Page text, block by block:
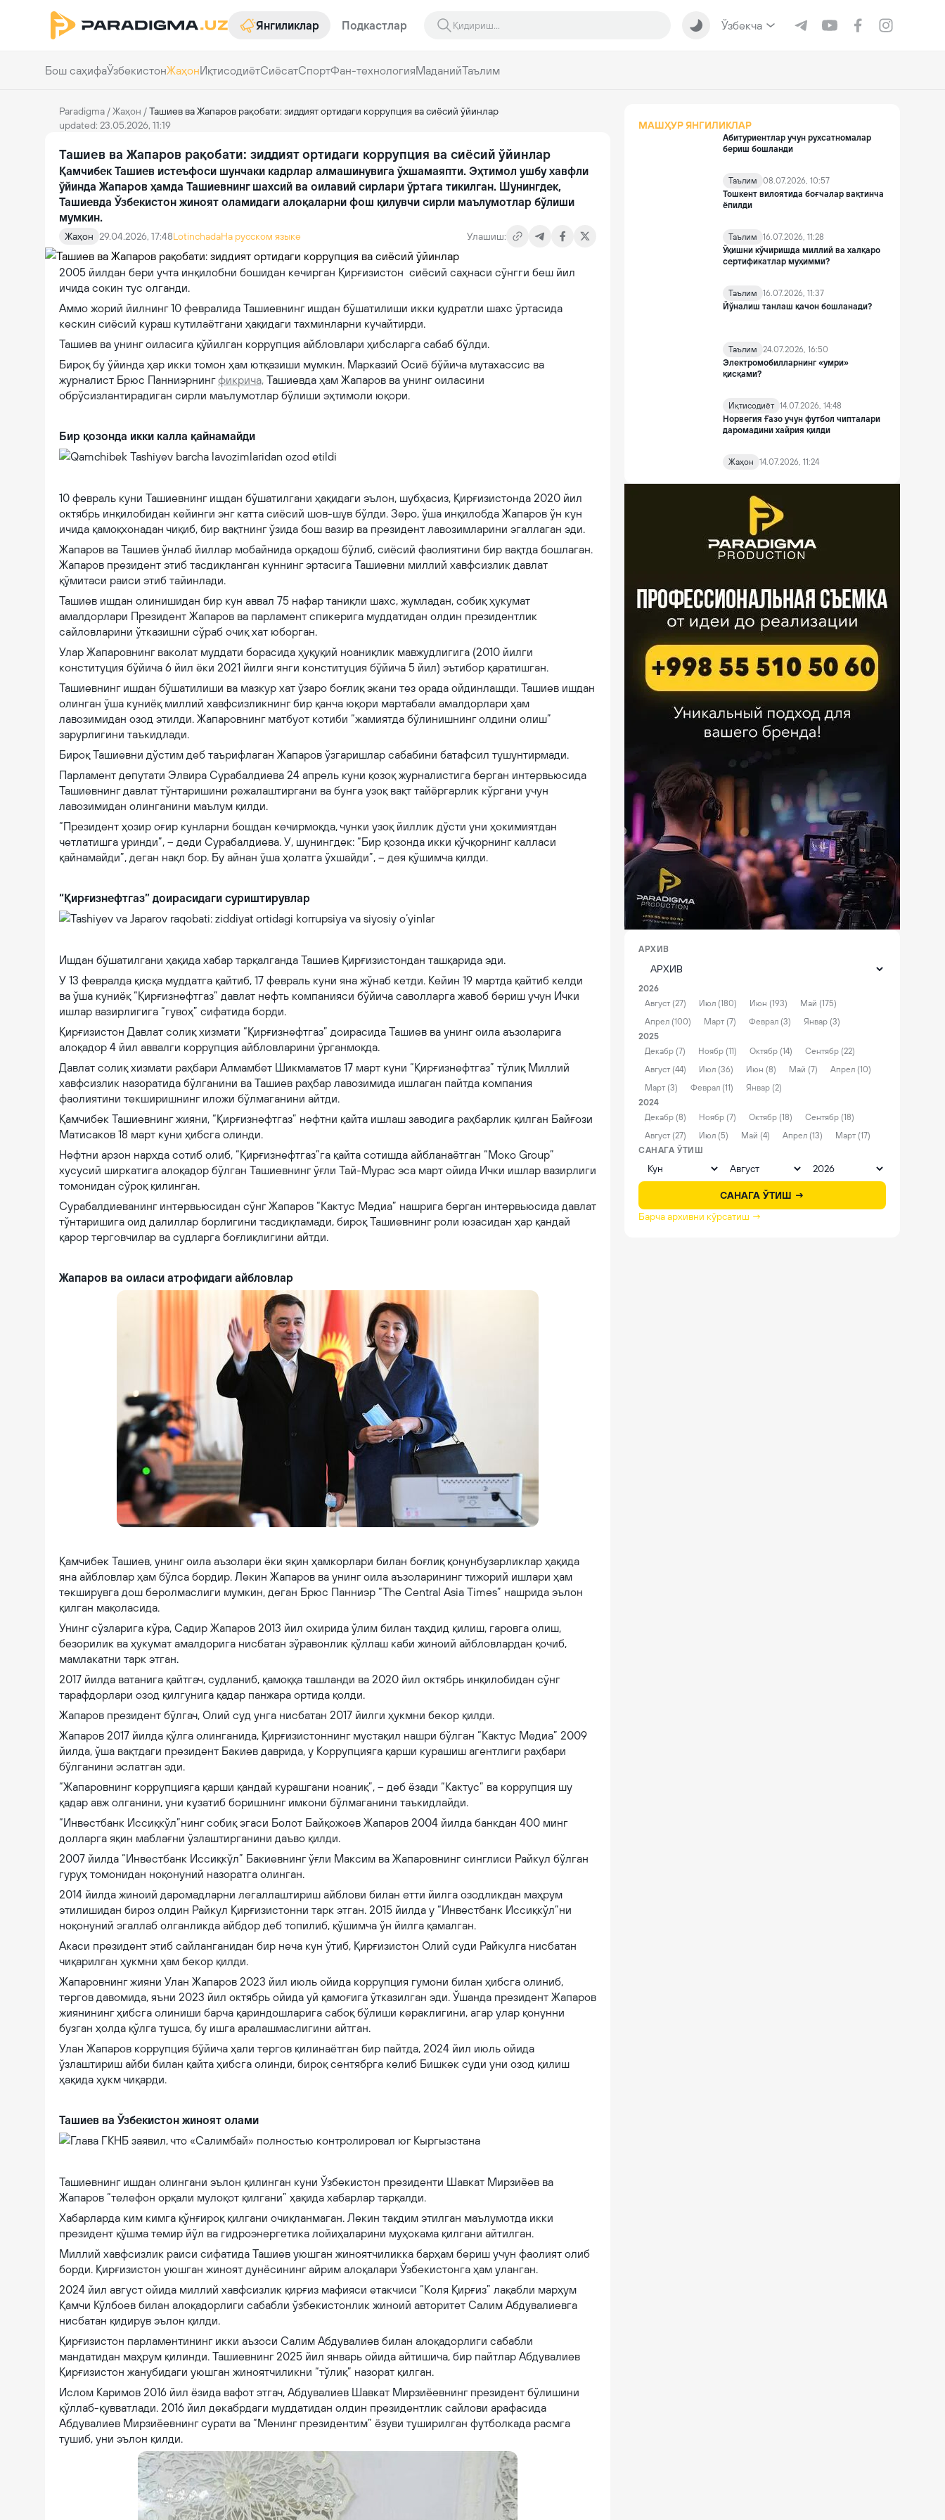
Янгиликлар Подкастлар Ўзбекча
Бош саҳифаЎзбекистонЖаҳонИқтисодиётСиёсатСпортФан-технологияМаданийТаълим
Paradigma /Жаҳон /Ташиев ва Жапаров рақобати: зиддият ортидаги коррупция ва сиёсий ўйинлар
updated: 23.05.2026, 11:19
Ташиев ва Жапаров рақобати: зиддият ортидаги коррупция ва сиёсий ўйинлар
Қамчибек Ташиев истеъфоси шунчаки кадрлар алмашинувига ўхшамаяпти. Эҳтимол ушбу хавфли
ўйинда Жапаров ҳамда Ташиевнинг шахсий ва оилавий сирлари ўртага тикилган. Шунингдек,
Ташиевда Ўзбекистон жиноят оламидаги алоқаларни фош қилувчи сирли маълумотлар бўлиши
мумкин.
Жаҳон 29.04.2026, 17:48LotinchadaНа русском языке Улашиш:
2005 йилдан бери учта инқилобни бошидан кечирган Қирғизистон сиёсий саҳнаси сўнгги беш йил
ичида сокин тус олганди.
Аммо жорий йилнинг 10 февралида Ташиевнинг ишдан бўшатилиши икки қудратли шахс ўртасида
кескин сиёсий кураш кутилаётгани ҳақидаги тахминларни кучайтирди.
Ташиев ва унинг оиласига қўйилган коррупция айбловлари ҳибсларга сабаб бўлди.
Бироқ бу ўйинда ҳар икки томон ҳам ютқазиши мумкин. Марказий Осиё бўйича мутахассис ва
журналист Брюс Панниэрнингфикрича, Ташиевда ҳам Жапаров ва унинг оиласини
обрўсизлантирадиган сирли маълумотлар бўлиши эҳтимоли юқори.
Бир қозонда икки калла қайнамайди
10 февраль куни Ташиевнинг ишдан бўшатилгани ҳақидаги эълон, шубҳасиз, Қирғизистонда 2020 йил
октябрь инқилобидан кейинги энг катта сиёсий шов-шув бўлди. Зеро, ўша инқилобда Жапаров ўн кун
ичида қамоқхонадан чиқиб, бир вақтнинг ўзида бош вазир ва президент лавозимларини эгаллаган эди.
Жапаров ва Ташиев ўнлаб йиллар мобайнида орқадош бўлиб, сиёсий фаолиятини бир вақтда бошлаган.
Жапаров президент этиб тасдиқланган куннинг эртасига Ташиевни миллий хавфсизлик давлат
қўмитаси раиси этиб тайинлади.
Ташиев ишдан олинишидан бир кун аввал 75 нафар таниқли шахс, жумладан, собиқ ҳукумат
амалдорлари Президент Жапаров ва парламент спикерига муддатидан олдин президентлик
сайловларини ўтказишни сўраб очиқ хат юборган.
Улар Жапаровнинг ваколат муддати борасида ҳуқуқий ноаниқлик мавжудлигига (2010 йилги
конституция бўйича 6 йил ёки 2021 йилги янги конституция бўйича 5 йил) эътибор қаратишган.
Ташиевнинг ишдан бўшатилиши ва мазкур хат ўзаро боғлиқ экани тез орада ойдинлашди. Ташиев ишдан
олинган ўша куниёқ миллий хавфсизликнинг бир қанча юқори мартабали амалдорлари ҳам
лавозимидан озод этилди. Жапаровнинг матбуот котиби “жамиятда бўлинишнинг олдини олиш”
зарурлигини таъкидлади.
Бироқ Ташиевни дўстим деб таърифлаган Жапаров ўзгаришлар сабабини батафсил тушунтирмади.
Парламент депутати Элвира Сурабалдиева 24 апрель куни қозоқ журналистига берган интервьюсида
Ташиевнинг давлат тўнтаришини режалаштиргани ва бунга узоқ вақт тайёргарлик кўргани учун
лавозимидан олинганини маълум қилди.
“Президент ҳозир оғир кунларни бошдан кечирмоқда, чунки узоқ йиллик дўсти уни ҳокимиятдан
четлатишга уринди”, – деди Сурабалдиева. У, шунингдек: “Бир қозонда икки қўчқорнинг калласи
қайнамайди”, деган нақл бор. Бу айнан ўша ҳолатга ўхшайди”, – дея қўшимча қилди.
“Қирғизнефтгаз” доирасидаги суриштирувлар
Ишдан бўшатилгани ҳақида хабар тарқалганда Ташиев Қирғизистондан ташқарида эди.
У 13 февралда қисқа муддатга қайтиб, 17 февраль куни яна жўнаб кетди. Кейин 19 мартда қайтиб келди
ва ўша куниёқ “Қирғизнефтгаз” давлат нефть компанияси бўйича саволларга жавоб бериш учун Ички
ишлар вазирлигига “гувоҳ” сифатида борди.
Қирғизистон Давлат солиқ хизмати “Қирғизнефтгаз” доирасида Ташиев ва унинг оила аъзоларига
алоқадор 4 йил аввалги коррупция айбловларини ўрганмоқда.
Давлат солиқ хизмати раҳбари Алмамбет Шикмаматов 17 март куни “Қирғизнефтгаз” тўлиқ Миллий
хавфсизлик назоратида бўлганини ва Ташиев раҳбар лавозимида ишлаган пайтда компания
фаолиятини текширишнинг иложи бўлмаганини айтди.
Қамчибек Ташиевнинг жияни, “Қирғизнефтгаз” нефтни қайта ишлаш заводига раҳбарлик қилган Байғози
Матисаков 18 март куни ҳибсга олинди.
Нефтни арзон нархда сотиб олиб, “Қирғизнефтгаз”га қайта сотишда айбланаётган “Моко Group”
хусусий ширкатига алоқадор бўлган Ташиевнинг ўғли Тай-Мурас эса март ойида Ички ишлар вазирлиги
томонидан сўроқ қилинган.
Сурабалдиеванинг интервьюсидан сўнг Жапаров “Кактус Медиа” нашрига берган интервьюсида давлат
тўнтаришига оид далиллар борлигини тасдиқламади, бироқ Ташиевнинг роли юзасидан ҳар қандай
қарор терговчилар ва судларга боғлиқлигини айтди.
Жапаров ва оиласи атрофидаги айбловлар
Қамчибек Ташиев, унинг оила аъзолари ёки яқин ҳамкорлари билан боғлиқ қонунбузарликлар ҳақида
яна айбловлар ҳам бўлса бордир. Лекин Жапаров ва унинг оила аъзоларининг тижорий ишлари ҳам
текширувга дош беролмаслиги мумкин, деган Брюс Панниэр “Thе Central Asia Times” нашрида эълон
қилган мақоласида.
Унинг сўзларига кўра, Садир Жапаров 2013 йил охирида ўлим билан таҳдид қилиш, гаровга олиш,
безорилик ва ҳукумат амалдорига нисбатан зўравонлик қўллаш каби жиноий айбловлардан қочиб,
мамлакатни тарк этган.
2017 йилда ватанига қайтгач, судланиб, қамоққа ташланди ва 2020 йил октябрь инқилобидан сўнг
тарафдорлари озод қилгунига қадар панжара ортида қолди.
Жапаров президент бўлгач, Олий суд унга нисбатан 2017 йилги ҳукмни бекор қилди.
Жапаров 2017 йилда қўлга олинганида, Қирғизистоннинг мустақил нашри бўлган “Кактус Медиа” 2009
йилда, ўша вақтдаги президент Бакиев даврида, у Коррупцияга қарши курашиш агентлиги раҳбари
бўлганини эслатган эди.
“Жапаровнинг коррупцияга қарши қандай курашгани ноаниқ”, – деб ёзади “Кактус” ва коррупция шу
қадар авж олганини, уни кузатиб боришнинг имкони бўлмаганини таъкидлайди.
“Инвестбанк Иссиқкўл”нинг собиқ эгаси Болот Байқожоев Жапаров 2004 йилда банкдан 400 минг
долларга яқин маблағни ўзлаштирганини даъво қилди.
2007 йилда “Инвестбанк Иссиқкўл” Бакиевнинг ўғли Максим ва Жапаровнинг синглиси Райкул бўлган
гуруҳ томонидан ноқонуний назоратга олинган.
2014 йилда жиноий даромадларни легаллаштириш айблови билан етти йилга озодликдан маҳрум
этилишидан бироз олдин Райкул Қирғизистонни тарк этган. 2015 йилда у “Инвестбанк Иссиқкўл”ни
ноқонуний эгаллаб олганликда айбдор деб топилиб, қўшимча ўн йилга қамалган.
Акаси президент этиб сайланганидан бир неча кун ўтиб, Қирғизистон Олий суди Райкулга нисбатан
чиқарилган ҳукмни ҳам бекор қилди.
Жапаровнинг жияни Улан Жапаров 2023 йил июль ойида коррупция гумони билан ҳибсга олиниб,
тергов давомида, яъни 2023 йил октябрь ойида уй қамоғига ўтказилган эди. Ўшанда президент Жапаров
жиянининг ҳибсга олиниши барча қариндошларига сабоқ бўлиши кераклигини, агар улар қонунни
бузган ҳолда қўлга тушса, бу ишга аралашмаслигини айтган.
Улан Жапаров коррупция бўйича ҳали тергов қилинаётган бир пайтда, 2024 йил июль ойида
ўзлаштириш айби билан қайта ҳибсга олинди, бироқ сентябрга келиб Бишкек суди уни озод қилиш
ҳақида ҳукм чиқарди.
Ташиев ва Ўзбекистон жиноят олами
Ташиевнинг ишдан олингани эълон қилинган куни Ўзбекистон президенти Шавкат Мирзиёев ва
Жапаров “телефон орқали мулоқот қилгани” ҳақида хабарлар тарқалди.
Хабарларда ким кимга қўнғироқ қилгани очиқланмаган. Лекин тақдим этилган маълумотда икки
президент қўшма темир йўл ва гидроэнергетика лойиҳаларини муҳокама қилгани айтилган.
Миллий хавфсизлик раиси сифатида Ташиев уюшган жиноятчиликка барҳам бериш учун фаолият олиб
борди. Қирғизистон уюшган жиноят дунёсининг айрим алоқалари Ўзбекистонга ҳам уланган.
2024 йил август ойида миллий хавфсизлик қирғиз мафияси етакчиси “Коля Қирғиз” лақабли марҳум
Қамчи Кўлбоев билан алоқадорлиги сабабли ўзбекистонлик жиноий авторитет Салим Абдувалиевга
нисбатан қидирув эълон қилди.
Қирғизистон парламентининг икки аъзоси Салим Абдувалиев билан алоқадорлиги сабабли
мандатидан маҳрум қилинди. Ташиевнинг 2025 йил январь ойида айтишича, бир пайтлар Абдувалиев
Қирғизистон жанубидаги уюшган жиноятчиликни “тўлиқ” назорат қилган.
Ислом Каримов 2016 йил ёзида вафот этгач, Абдувалиев Шавкат Мирзиёевнинг президент бўлишини
қўллаб-қувватлади. 2016 йил декабрдаги муддатидан олдин президентлик сайлови арафасида
Абдувалиев Мирзиёевнинг сурати ва “Менинг президентим” ёзуви туширилган футболкада расмга
тушиб, уни эълон қилди.
МАШҲУР ЯНГИЛИКЛАР
Абитуриентлар учун рухсатномалар
бериш бошланди
Таълим
08.07.2026, 10:57
Тошкент вилоятида боғчалар вақтинча
ёпилди
Таълим
16.07.2026, 11:28
Ўқишни кўчиришда миллий ва халқаро
сертификатлар муҳимми?
Таълим
16.07.2026, 11:37
Йўналиш танлаш қачон бошланади?
Таълим
24.07.2026, 16:50
Электромобилларнинг «умри»
қисқами?
Иқтисодиёт 14.07.2026, 14:48
Норвегия Ғазо учун футбол чипталари
даромадини хайрия қилди
Жаҳон 14.07.2026, 11:24
АРХИВ
2026
Август (27)
Июл (180) Июн (193)
Май (175)
Апрел (100)
Март (7) Феврал (3)
Январ (3)
2025
Декабр (7)
Ноябр (11) Октябр (14)
Сентябр (22)
Август (44)
Июл (36) Июн (8) Май (7)
Апрел (10)
Март (3)
Феврал (11)
Январ (2)
2024
Декабр (8)
Ноябр (7) Октябр (18)
Сентябр (18)
Август (27)
Июл (5) Май (4) Апрел (13)
Март (17)
САНАГА ЎТИШ
САНАГА ЎТИШ →
Барча архивни кўрсатиш →